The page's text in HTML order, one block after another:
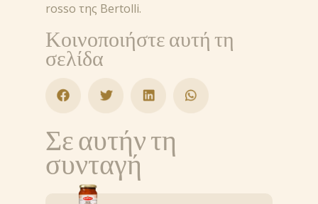
rosso της Bertolli.
Κοινοποιήστε αυτή τη
σελίδα
Σε αυτήν τη
συνταγή